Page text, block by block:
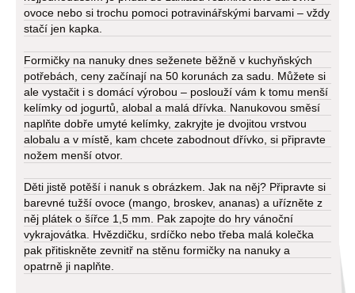
ovoce nebo si trochu pomoci potravinářskými barvami – vždy
stačí jen kapka.
Formičky na nanuky dnes seženete běžně v kuchyňských
potřebách, ceny začínají na 50 korunách za sadu. Můžete si
ale vystačit i s domácí výrobou – poslouží vám k tomu menší
kelímky od jogurtů, alobal a malá dřívka. Nanukovou směsí
naplňte dobře umyté kelímky, zakryjte je dvojitou vrstvou
alobalu a v místě, kam chcete zabodnout dřívko, si připravte
nožem menší otvor.
Děti jistě potěší i nanuk s obrázkem. Jak na něj? Připravte si
barevné tužší ovoce (mango, broskev, ananas) a uřízněte z
něj plátek o šířce 1,5 mm. Pak zapojte do hry vánoční
vykrajovátka. Hvězdičku, srdíčko nebo třeba malá kolečka
pak přitiskněte zevnitř na stěnu formičky na nanuky a
opatrně ji naplňte.